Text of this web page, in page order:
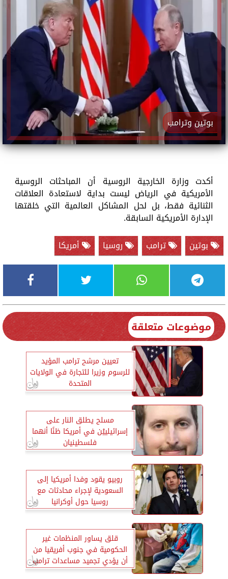
بوتين وترامب
أكدت وزارة الخارجية الروسية أن المباحثات الروسية
الأمريكية في الرياض ليست بداية لاستعادة العلاقات
الثنائية فقط، بل لحل المشاكل العالمية التي خلقتها
الإدارة الأمريكية السابقة.
بوتين
ترامب روسيا أمريكا
موضوعات متعلقة
تعيين مرشح ترامب المؤيد
للرسوم وزيرا للتجارة في الولايات
المتحدة
مسلح يطلق النار على
إسرائيلييْن في أمريكا ظنًا أنهما
فلسطينيان
روبيو يقود وفدا أمريكيا إلى
السعودية لإجراء محادثات مع
روسيا حول أوكرانيا
قلق يساور المنظمات غير
الحكومية في جنوب أفريقيا من
أن يؤدي تجميد مساعدات ترامب
إلى عجز مرضى الإيدز عن العلاج